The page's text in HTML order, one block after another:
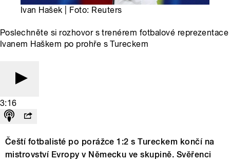
Ivan Hašek | Foto: Reuters
Poslechněte si rozhovor s trenérem fotbalové reprezentace
Ivanem Haškem po prohře s Tureckem
3:16
Čeští fotbalisté po porážce 1:2 s Tureckem končí na
mistrovství Evropy v Německu ve skupině. Svěřenci